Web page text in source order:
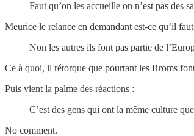
Faut qu’on les accueille on n’est pas des
Meurice le relance en demandant est-ce qu’il
Non les autres ils font pas partie de
Ce à quoi, il rétorque que pourtant les Rroms
Puis vient la palme des réactions :
C’est des gens qui ont la même culture
No comment.